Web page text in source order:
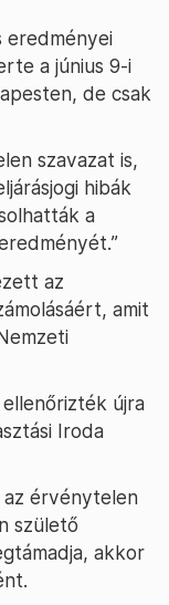
eredményei
a június 9-i
de csak
szavazat is,
hibák
a
az
amit
újra
Iroda
az érvénytelen
születő
akkor